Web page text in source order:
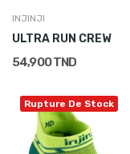
INJINJI
ULTRA RUN CREW
54,900 TND
Rupture De Stock